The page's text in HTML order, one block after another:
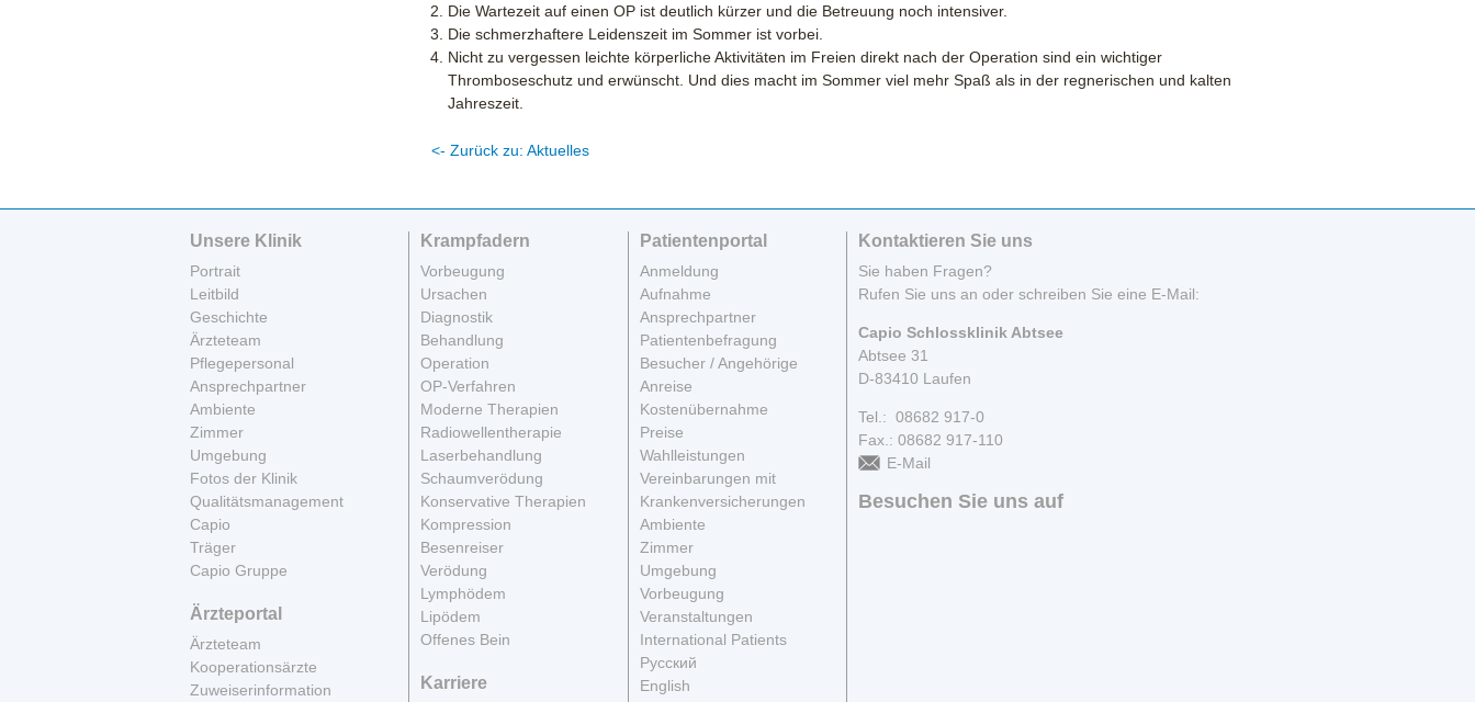
Die Wartezeit auf einen OP ist deutlich kürzer und die Betreuung noch intensiver.
Die schmerzhaftere Leidenszeit im Sommer ist vorbei.
Nicht zu vergessen leichte körperliche Aktivitäten im Freien direkt nach der Operation sind ein wichtiger
Thromboseschutz und erwünscht. Und dies macht im Sommer viel mehr Spaß als in der regnerischen und kalten
Jahreszeit.
<- Zurück zu: Aktuelles
Unsere Klinik
Portrait
Leitbild
Geschichte
Ärzteteam
Pflegepersonal
Ansprechpartner
Ambiente
Zimmer
Umgebung
Fotos der Klinik
Qualitätsmanagement
Capio
Träger
Capio Gruppe
Ärzteportal
Ärzteteam
Kooperationsärzte
Zuweiserinformation
Krampfadern
Vorbeugung
Ursachen
Diagnostik
Behandlung
Operation
OP-Verfahren
Moderne Therapien
Radiowellentherapie
Laserbehandlung
Schaumverödung
Konservative Therapien
Kompression
Besenreiser
Verödung
Lymphödem
Lipödem
Offenes Bein
Karriere
Patientenportal
Anmeldung
Aufnahme
Ansprechpartner
Patientenbefragung
Besucher / Angehörige
Anreise
Kostenübernahme
Preise
Wahlleistungen
Vereinbarungen mit
Krankenversicherungen
Ambiente
Zimmer
Umgebung
Vorbeugung
Veranstaltungen
International Patients
Русский
English
Kontaktieren Sie uns
Sie haben Fragen?
Rufen Sie uns an oder schreiben Sie eine E-Mail:
Capio Schlossklinik Abtsee
Abtsee 31
D-83410 Laufen
Tel.: 08682 917-0
Fax.: 08682 917-110
E-Mail
Besuchen Sie uns auf